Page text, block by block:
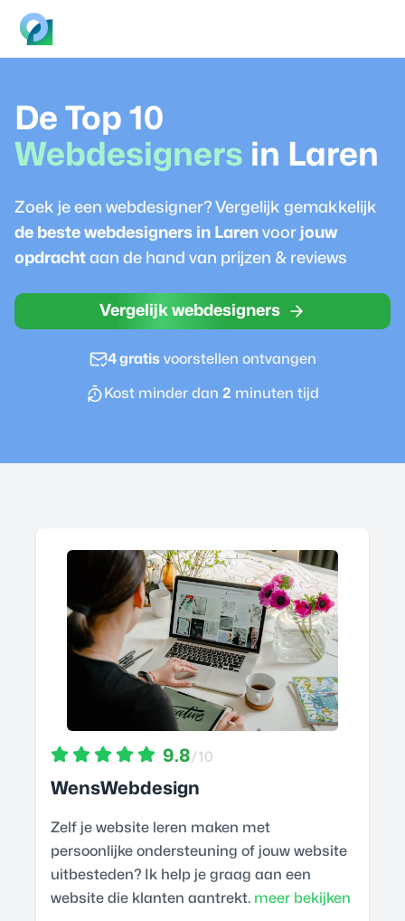
De Top 10
Webdesigners in Laren
Zoek je een webdesigner? Vergelijk gemakkelijk
de beste webdesigners in Laren voor jouw
opdracht aan de hand van prijzen & reviews
Vergelijk webdesigners
4 gratisvoorstellen ontvangen
Kost minder dan 2 minuten tijd
9.8/10
WensWebdesign
Zelf je website leren maken met
persoonlijke ondersteuning of jouw website
uitbesteden? Ik help je graag aan een
website die klanten aantrekt. meer bekijken